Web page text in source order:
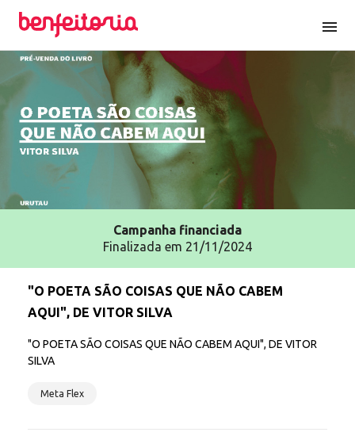
menu
Campanha financiada
Finalizada em 21/11/2024
"O POETA SÃO COISAS QUE NÃO CABEM
AQUI", DE VITOR SILVA
"O POETA SÃO COISAS QUE NÃO CABEM AQUI", DE VITOR
SILVA
Meta Flex